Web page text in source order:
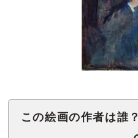
この絵画の作者は誰？